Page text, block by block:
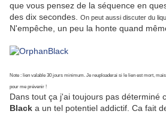
que vous pensez de la séquence en
des dix secondes.
On peut aussi discuter du
N'empêche, un peu la honte quand
Note : lien valable 30 jours minimum. Je reuploaderai si le lien est mort,
pour me prévenir !
Dans tout ça j'ai toujours pas déterminé
Black a un tel potentiel addictif. Ca fait